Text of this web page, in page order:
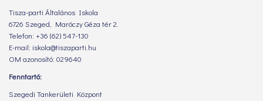
Tisza-parti Általános Iskola
6726 Szeged, Maróczy Géza tér 2.
Telefon: +36 (62) 547-130
E-mail: iskola@tiszaparti.hu
OM azonosító: 029640
Fenntartó:
Szegedi Tankerületi Központ